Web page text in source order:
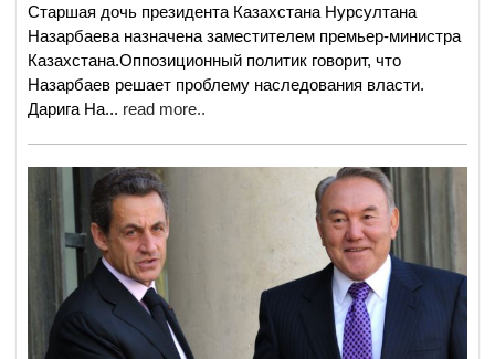
Старшая дочь президента Казахстана Нурсултана
Назарбаева назначена заместителем премьер-министра
Казахстана.Оппозиционный политик говорит, что
Назарбаев решает проблему наследования власти.
Дарига На... read more..